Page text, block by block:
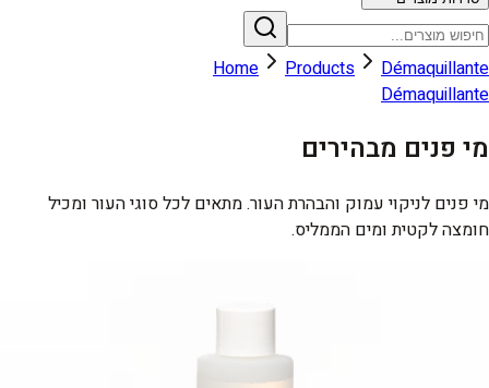
Home Products
Démaquillante
Démaquillante
מי פנים מבהירים
מי פנים לניקוי עמוק והבהרת העור. מתאים לכל סוגי העור ומכיל
חומצה לקטית ומים הממליס.